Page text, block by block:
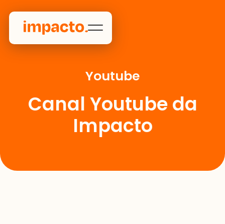
Youtube
Canal Youtube da
Impacto